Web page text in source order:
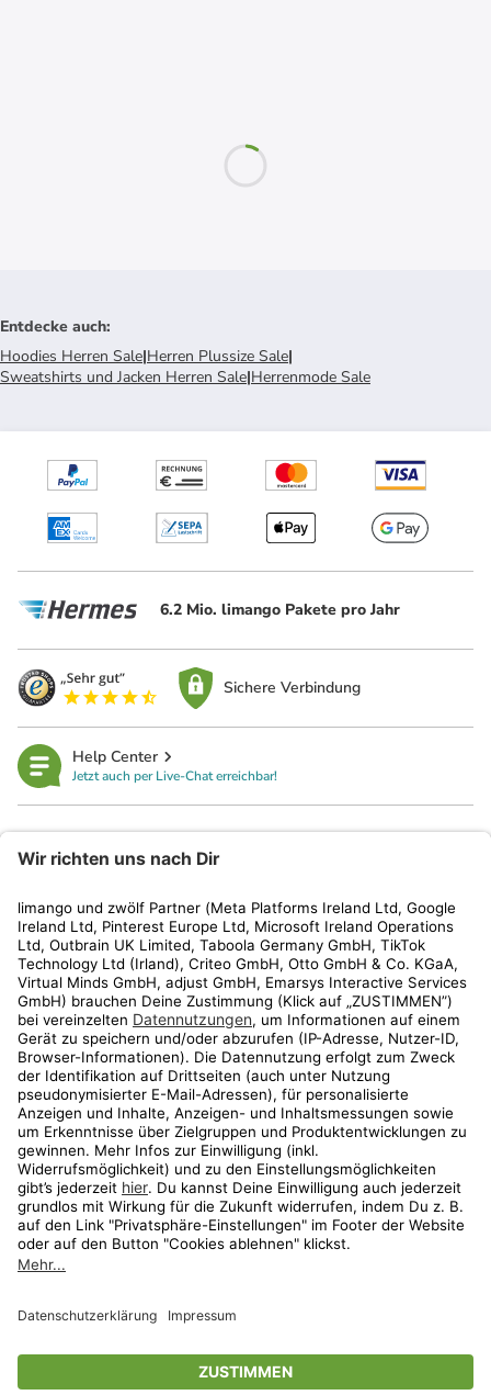
Entdecke auch:
Hoodies Herren Sale|Herren Plussize Sale|
Sweatshirts und Jacken Herren Sale|Herrenmode Sale
6.2 Mio. limango Pakete pro Jahr
Sichere Verbindung
Help Center
Jetzt auch per Live-Chat erreichbar!
Kundenservice
Shop
Aktionen
Travel